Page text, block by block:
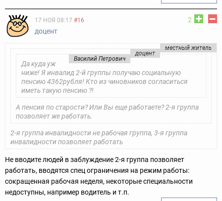
2
17 НОЯ 08:17 #16
доцент
местный житель
доцент
Василий Петрович
Да куда уж
ниже! Я инвалид 2-й группы получаю социальную
пенсию 4362рубля! Кто из чиновников согласиться
иметь такую пенсию ?!
А пенсия по старости? Или Вы еще работаете? 2-я группа
позволяет же работать.
2-я группа инвалидности не рабочая группа, 3-я группа
инвалидности позволяет работать
Не вводите людей в заблуждение 2-я группа позволяет
работать, вводятся спец ограничения на режим работы:
сокращенная рабочая неделя, некоторые специальности
недоступны, например водитель и т.п.